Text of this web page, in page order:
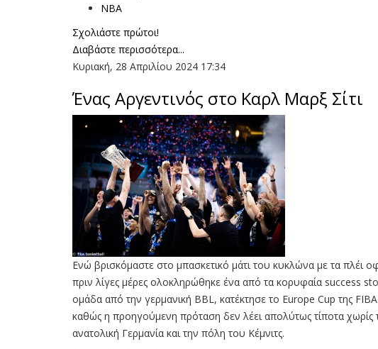
NBA
Σχολιάστε πρώτοι!
Διαβάστε περισσότερα...
Κυριακή, 28 Απριλίου 2024 17:34
Ένας Αργεντινός στο Καρλ Μαρξ Σίτι
Eνώ βρισκόμαστε στο μπασκετικό μάτι του κυκλώνα με τα πλέι
πριν λίγες μέρες ολοκληρώθηκε ένα από τα κορυφαία success
ομάδα από την γερμανική BBL, κατέκτησε το Europe Cup της
καθώς η προηγούμενη πρόταση δεν λέει απολύτως τίποτα χωρίς
ανατολική Γερμανία και την πόλη του Κέμνιτς.